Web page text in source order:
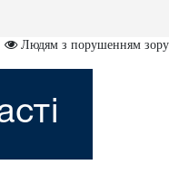
Людям з порушенням зору